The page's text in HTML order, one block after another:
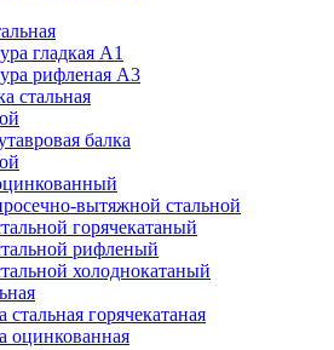
гладкая А1
рифленая А3
стальная
балка
вытяжной стальной
горячекатаный
рифленый
холоднокатаный
стальная горячекатаная
оцинкованная